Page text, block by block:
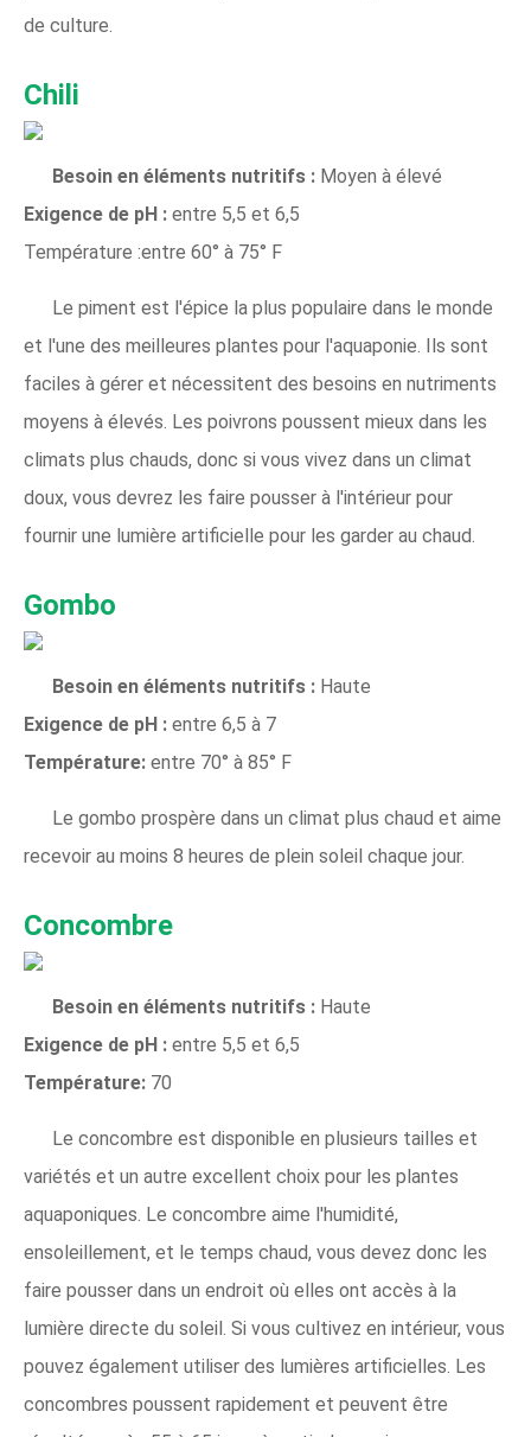
de culture.
Chili
Besoin en éléments nutritifs : Moyen à élevé
Exigence de pH : entre 5,5 et 6,5
Température :entre 60° à 75° F
Le piment est l'épice la plus populaire dans le monde
et l'une des meilleures plantes pour l'aquaponie. Ils sont
faciles à gérer et nécessitent des besoins en nutriments
moyens à élevés. Les poivrons poussent mieux dans les
climats plus chauds, donc si vous vivez dans un climat
doux, vous devrez les faire pousser à l'intérieur pour
fournir une lumière artificielle pour les garder au chaud.
Gombo
Besoin en éléments nutritifs : Haute
Exigence de pH : entre 6,5 à 7
Température: entre 70° à 85° F
Le gombo prospère dans un climat plus chaud et aime
recevoir au moins 8 heures de plein soleil chaque jour.
Concombre
Besoin en éléments nutritifs : Haute
Exigence de pH : entre 5,5 et 6,5
Température: 70
Le concombre est disponible en plusieurs tailles et
variétés et un autre excellent choix pour les plantes
aquaponiques. Le concombre aime l'humidité,
ensoleillement, et le temps chaud, vous devez donc les
faire pousser dans un endroit où elles ont accès à la
lumière directe du soleil. Si vous cultivez en intérieur, vous
pouvez également utiliser des lumières artificielles. Les
concombres poussent rapidement et peuvent être